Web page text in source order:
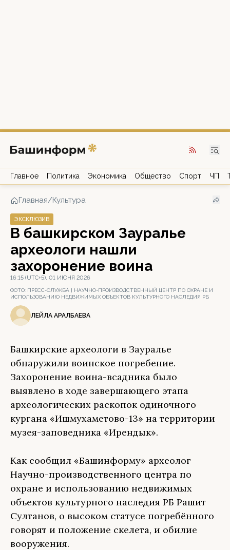
Главное Политика Экономика Общество Спорт ЧП
Главная/Культура
ЭКСКЛЮЗИВ
В башкирском Зауралье
археологи нашли
захоронение воина
16:15 (UTC+5), 01 ИЮНЯ 2026
ФОТО: ПРЕСС-СЛУЖБА | НАУЧНО-ПРОИЗВОДСТВЕННЫЙ ЦЕНТР ПО ОХРАНЕ И
ИСПОЛЬЗОВАНИЮ НЕДВИЖИМЫХ ОБЪЕКТОВ КУЛЬТУРНОГО НАСЛЕДИЯ РБ
ЛЕЙЛА АРАЛБАЕВА
Башкирские археологи в Зауралье
обнаружили воинское погребение.
Захоронение воина-всадника было
выявлено в ходе завершающего этапа
археологических раскопок одиночного
кургана «Ишмухаметово-13» на территории
музея-заповедника «Ирендык».
Как сообщил «Башинформу» археолог
Научно-производственного центра по
охране и использованию недвижимых
объектов культурного наследия РБ Рашит
Султанов, о высоком статусе погребённого
говорят и положение скелета, и обилие
вооружения.